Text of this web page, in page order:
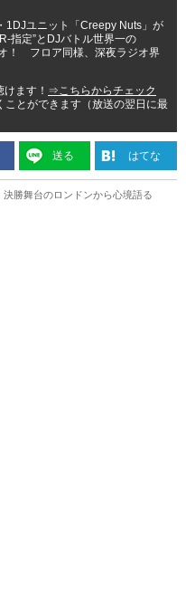
1DJユニット「Creepy Nuts」が
指定”とDJバトル世界一の
！ フロア同様、深夜ラジオ界
ます！ ⇒こちらからチェック
ことができます（放送の翌日に最
送る はてな
勝舞台のロンドンから心境語る